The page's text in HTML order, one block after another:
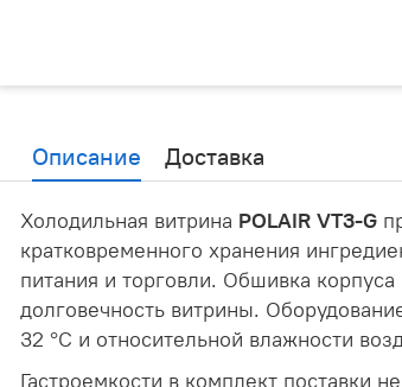
Описание Доставка
Холодильная витрина POLAIR VT3-G
кратковременного хранения
питания и торговли. Обшивка
долговечность витрины.
32 °C и относительной влажности
Гастроемкости в комплект поставки